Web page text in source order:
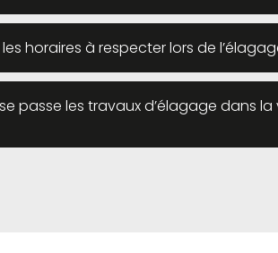
horaires à respecter lors de
passe les travaux d’élagage dans la